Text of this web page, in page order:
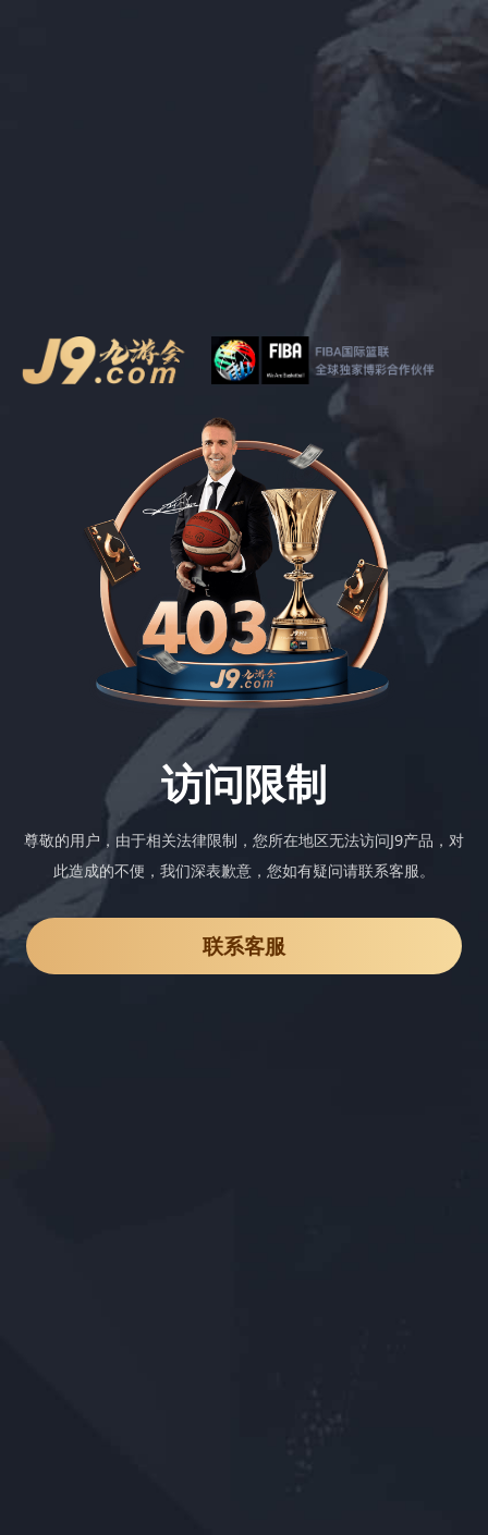
访问限制
尊敬的用户，由于相关法律限制，您所在地区无法访问J9产品，对
此造成的不便，我们深表歉意，您如有疑问请联系客服。
联系客服